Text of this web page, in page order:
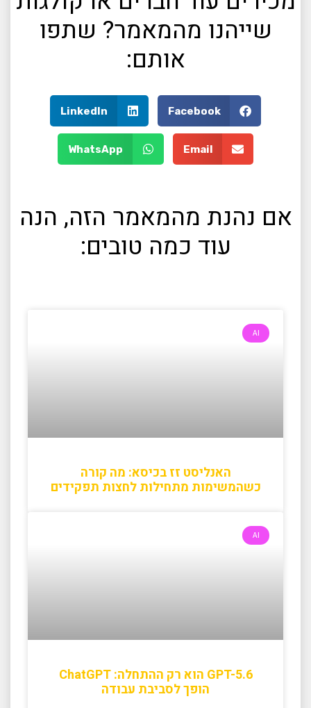
שייהנו מהמאמר? שתפו
אותם:
Facebook
LinkedIn
Email
WhatsApp
אם נהנת מהמאמר הזה, הנה
עוד כמה טובים:
AI
האנליסט זז בכיסא: מה קורה
כשהמשימות מתחילות לחצות תפקידים
AI
GPT-5.6 הוא רק ההתחלה: ChatGPT
הופך לסביבת עבודה